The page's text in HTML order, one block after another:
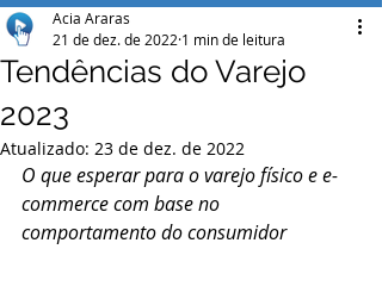
Tendências do Varejo
2023
Acia Araras
21 de dez. de 2022 1 min de leitura
Atualizado: 23 de dez. de 2022
O que esperar para o varejo físico e e-
commerce com base no
comportamento do consumidor